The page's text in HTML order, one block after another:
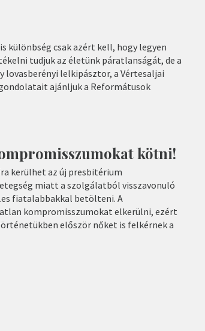
különbség csak azért kell, hogy legyen
tudjuk az életünk páratlanságát, de a
lovasberényi lelkipásztor, a Vértesaljai
ajánljuk a Reformátusok
kötni!
kerülhet az új presbitérium
miatt a szolgálatból visszavonuló
fiatalabbakkal betölteni. A
kompromisszumokat elkerülni, ezért
először nőket is felkérnek a